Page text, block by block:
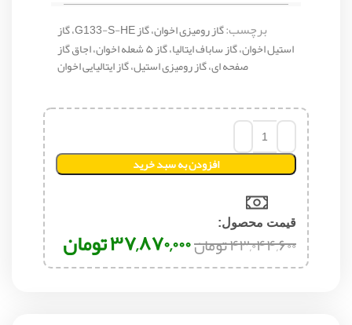
برچسب:
گاز رومیزی اخوان، گاز G133-S-HE، گاز
استیل اخوان، گاز ساباف ایتالیا، گاز ۵ شعله اخوان، اجاق گاز
صفحه ای، گاز رومیزی استیل، گاز ایتالیایی اخوان
افزودن به سبد خرید
قیمت محصول:​
۴۳,۰۴۴,۶۰۰تومان۳۷,۸۷۰,۰۰۰تومان